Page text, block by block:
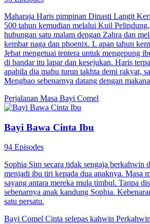
Maharaja Haris pimpinan Dinasti Langit
500 tahun kemudian melalui Kuil Pelindung,
hubungan satu malam dengan Zahra dan
kembar naga dan phoenix. L apan tahun
Jebat mengetuai tentera untuk mengepung
di bandar itu lapar dan kesejukan. Haris
apabila dia mahu turun takhta demi rakyat,
Mengbao sebenarnya datang dengan
Perjalanan Masa Bayi Comel
Bayi Bawa Cinta Ibu
94 Episodes
Sophia Sim secara tidak sengaja berkahwin
menjadi ibu tiri kepada dua anaknya. Masa
sayang antara mereka mula timbul. Tanpa
sebenarnya anak kandung Sophia.
satu persatu.
Bayi Comel Cinta selepas kahwin